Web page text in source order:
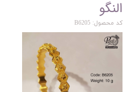
النگو
کد محصول: B6205